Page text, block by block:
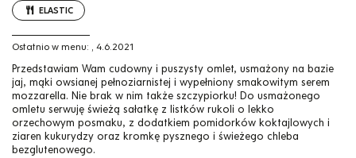
ELASTIC
Ostatnio w menu: , 4.6.2021
Przedstawiam Wam cudowny i puszysty omlet, usmażony na bazie
jaj, mąki owsianej pełnoziarnistej i wypełniony smakowitym serem
mozzarella. Nie brak w nim także szczypiorku! Do usmażonego
omletu serwuję świeżą sałatkę z listków rukoli o lekko
orzechowym posmaku, z dodatkiem pomidorków koktajlowych i
ziaren kukurydzy oraz kromkę pysznego i świeżego chleba
bezglutenowego.